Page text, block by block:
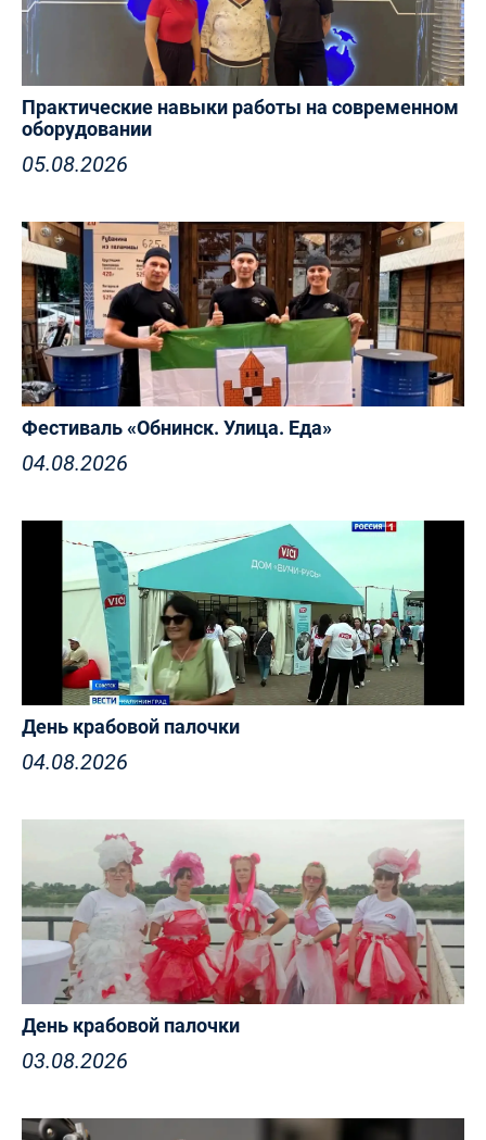
Практические навыки работы на современном
оборудовании
05.08.2026
Фестиваль «Обнинск. Улица. Еда»
04.08.2026
День крабовой палочки
04.08.2026
День крабовой палочки
03.08.2026